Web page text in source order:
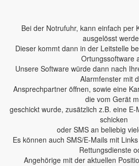
Bei der Notrufuhr, kann einfach per
ausgelösst
Dieser kommt dann in der Leitstelle
Ortungssoftware
Unsere Software würde dann nach
Alarmfenster mit
Ansprechpartner öffnen, sowie eine
die vom Gerät
geschickt wurde, zusätzlich z.B. eine
schicken
oder SMS an beliebig
Es können auch SMS/E-Mails mit
Rettungsdienste
Angehörige mit der aktuellen